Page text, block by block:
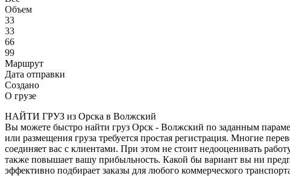
Объем
33
33
66
99
Маршрут
Дата отправки
Создано
О грузе
НАЙТИ ГРУЗ из Орска в Волжский
Вы можете быстро найти груз Орск - Волжский по заданным
или размещения груза требуется простая регистрация. Многие
соединяет вас с клиентами. При этом не стоит недооценивать
также повышает вашу прибыльность. Какой бы вариант вы ни
эффективно подбирает заказы для любого коммерческого